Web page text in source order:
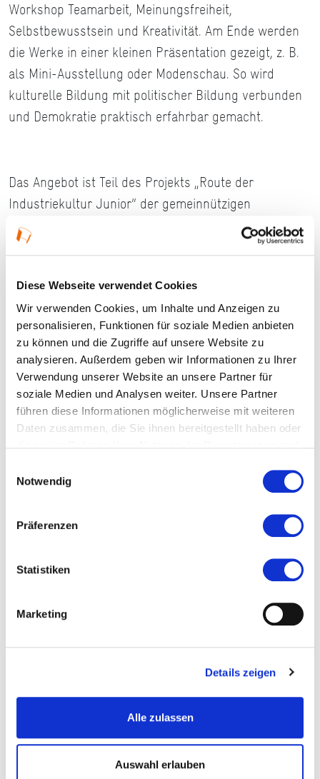
Diese Webseite verwendet Cookies
Wir verwenden Cookies, um Inhalte und Anzeigen zu
personalisieren, Funktionen für soziale Medien anbieten
zu können und die Zugriffe auf unsere Website zu
analysieren. Außerdem geben wir Informationen zu Ihrer
Verwendung unserer Website an unsere Partner für
soziale Medien und Analysen weiter. Unsere Partner
führen diese Informationen möglicherweise mit weiteren
Daten zusammen, die Sie ihnen bereitgestellt haben oder
Notwendig
Präferenzen
Statistiken
Marketing
Details zeigen
Alle zulassen
Auswahl erlauben
Workshop Teamarbeit, Meinungsfreiheit,
Selbstbewusstsein und Kreativität. Am Ende werden
die Werke in einer kleinen Präsentation gezeigt, z. B.
als Mini-Ausstellung oder Modenschau. So wird
kulturelle Bildung mit politischer Bildung verbunden
und Demokratie praktisch erfahrbar gemacht.
Das Angebot ist Teil des Projekts „Route der
Industriekultur Junior“ der gemeinnützigen
KulturRegion FrankfurtRheinMain. Gefördert vom
Hessischen Ministerium für Wissenschaft und
Bildung.
Details
06.07.2026, 11:00 Uhr — 09.07.2026, 15:00 Uhr in
Frankfurt am Main
Veranstaltungsformat:
Angebot nur für Kinder
Altersgruppe:
Kosten und Anmeldung
Ort und Anfahrt